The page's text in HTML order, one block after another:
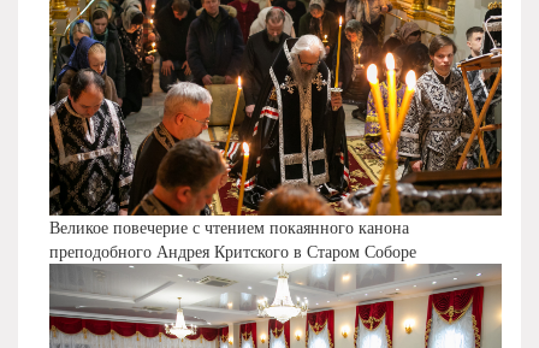
Великое повечерие с чтением покаянного канона
преподобного Андрея Критского в Старом Соборе